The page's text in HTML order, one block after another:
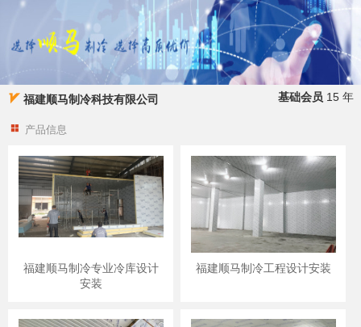
福建顺马制冷科技有限公司 基础会员 15 年
产品信息
福建顺马制冷专业冷库设计
安装
福建顺马制冷工程设计安装